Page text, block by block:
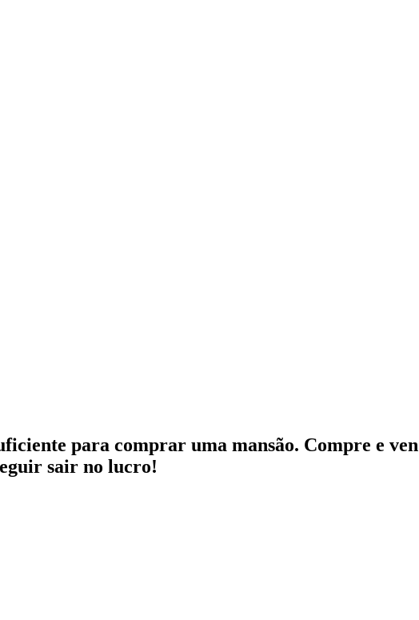
para comprar uma mansão. Compre e
sair no lucro!